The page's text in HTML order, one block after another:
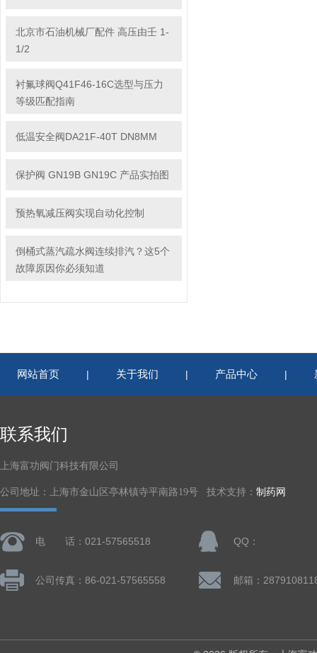
北京市石油机械厂配件 高压由壬 1-
1/2
衬氟球阀Q41F46-16C选型与压力
等级匹配指南
低温安全阀DA21F-40T DN8MM
保护阀 GN19B GN19C 产品实拍图
预热氧减压阀实现自动化控制
倒桶式蒸汽疏水阀连续排汽？这5个
故障原因你必须知道
网站首页 | 关于我们 | 产品中心 |
联系我们
上海富功阀门科技有限公司
公司地址：上海市金山区亭林镇寺平南路19号 技术支持： 制药网
电 话：021-57565518 QQ：
公司传真：86-021-57565558 邮箱：